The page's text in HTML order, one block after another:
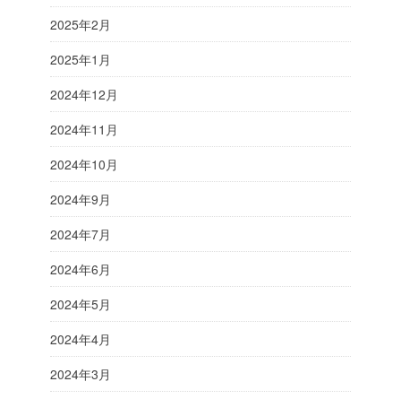
2025年2月
2025年1月
2024年12月
2024年11月
2024年10月
2024年9月
2024年7月
2024年6月
2024年5月
2024年4月
2024年3月